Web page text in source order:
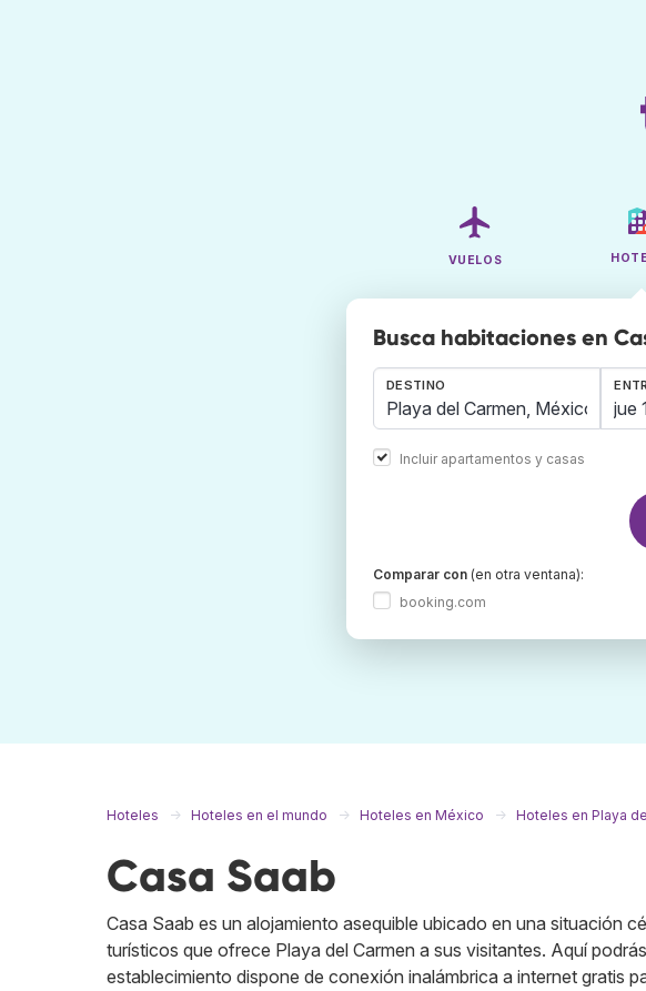
VUELOS
Busca habitaciones en
DESTINO
Incluir apartamentos y casas
Comparar con (en otra ventana):
booking.com
Hoteles Hoteles en el mundo Hoteles en México Hoteles en Playa
Casa Saab
Casa Saab es un alojamiento asequible ubicado en una situación
turísticos que ofrece Playa del Carmen a sus visitantes. Aquí
establecimiento dispone de conexión inalámbrica a internet gratis